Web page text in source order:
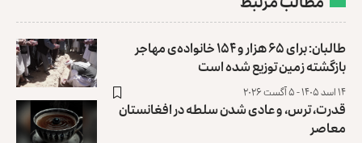
طالبان: برای ۶۵ هزار و ۱۵۴ خانواده‌ی مهاجر
بازگشته زمین توزیع ‏شده است
۱۴ اسد ۱۴۰۵ - ۵ آگست ۲۰۲۶
قدرت، ترس، و عادی ‌شدن سلطه در افغانستان
معاصر